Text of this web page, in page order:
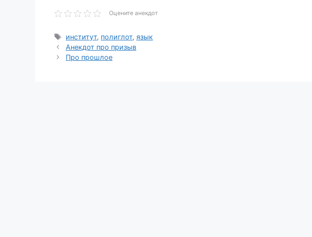
Оцените анекдот
Метки
институт, полиглот, язык
Анекдот про призыв
Про прошлое